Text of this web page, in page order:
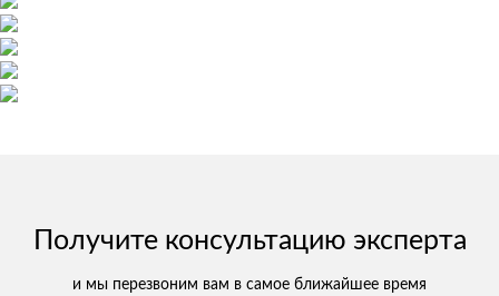
Получите консультацию эксперта
и мы перезвоним вам в самое ближайшее время